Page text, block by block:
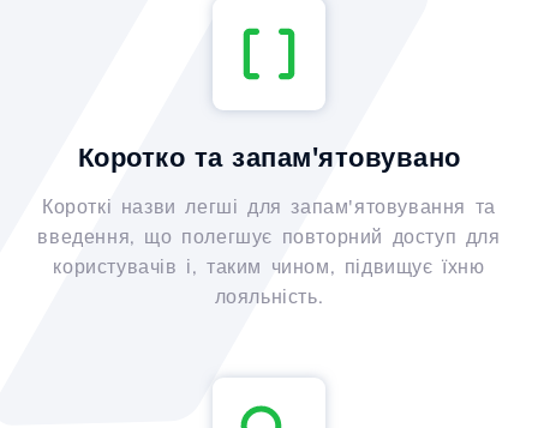
Коротко та запам'ятовувано
Короткі назви легші для запам'ятовування та
введення, що полегшує повторний доступ для
користувачів і, таким чином, підвищує їхню
лояльність.